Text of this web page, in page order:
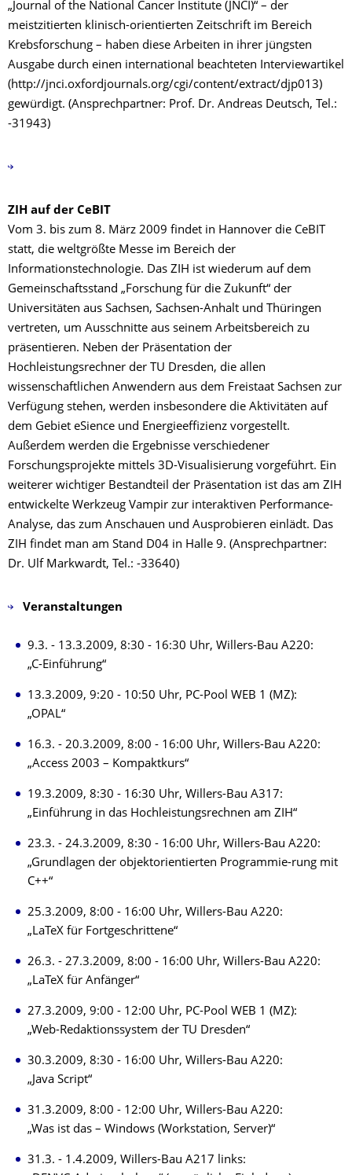
„Journal of the National Cancer Institute (JNCI)“ – der
meistzitierten klinisch-orientierten Zeitschrift im Bereich
Krebsforschung – haben diese Arbeiten in ihrer jüngsten
Ausgabe durch einen international beachteten Interviewartikel
(http://jnci.oxfordjournals.org/cgi/content/extract/djp013)
gewürdigt. (Ansprechpartner: Prof. Dr. Andreas Deutsch, Tel.:
-31943)
ZIH auf der CeBIT
Vom 3. bis zum 8. März 2009 findet in Hannover die CeBIT
statt, die weltgrößte Messe im Bereich der
Informationstechnologie. Das ZIH ist wiederum auf dem
Gemeinschaftsstand „Forschung für die Zukunft“ der
Universitäten aus Sachsen, Sachsen-Anhalt und Thüringen
vertreten, um Ausschnitte aus seinem Arbeitsbereich zu
präsentieren. Neben der Präsentation der
Hochleistungsrechner der TU Dresden, die allen
wissenschaftlichen Anwendern aus dem Freistaat Sachsen zur
Verfügung stehen, werden insbesondere die Aktivitäten auf
dem Gebiet eSience und Energieeffizienz vorgestellt.
Außerdem werden die Ergebnisse verschiedener
Forschungsprojekte mittels 3D-Visualisierung vorgeführt. Ein
weiterer wichtiger Bestandteil der Präsentation ist das am ZIH
entwickelte Werkzeug Vampir zur interaktiven Performance-
Analyse, das zum Anschauen und Ausprobieren einlädt. Das
ZIH findet man am Stand D04 in Halle 9. (Ansprechpartner:
Dr. Ulf Markwardt, Tel.: -33640)
Veranstaltungen
9.3. - 13.3.2009, 8:30 - 16:30 Uhr, Willers-Bau A220:
„C-Einführung“
13.3.2009, 9:20 - 10:50 Uhr, PC-Pool WEB 1 (MZ):
„OPAL“
16.3. - 20.3.2009, 8:00 - 16:00 Uhr, Willers-Bau A220:
„Access 2003 – Kompaktkurs“
19.3.2009, 8:30 - 16:30 Uhr, Willers-Bau A317:
„Einführung in das Hochleistungsrechnen am ZIH“
23.3. - 24.3.2009, 8:30 - 16:00 Uhr, Willers-Bau A220:
„Grundlagen der objektorientierten Programmie-rung mit
C++“
25.3.2009, 8:00 - 16:00 Uhr, Willers-Bau A220:
„LaTeX für Fortgeschrittene“
26.3. - 27.3.2009, 8:00 - 16:00 Uhr, Willers-Bau A220:
„LaTeX für Anfänger“
27.3.2009, 9:00 - 12:00 Uhr, PC-Pool WEB 1 (MZ):
„Web-Redaktionssystem der TU Dresden“
30.3.2009, 8:30 - 16:00 Uhr, Willers-Bau A220:
„Java Script“
31.3.2009, 8:00 - 12:00 Uhr, Willers-Bau A220:
„Was ist das – Windows (Workstation, Server)“
31.3. - 1.4.2009, Willers-Bau A217 links: